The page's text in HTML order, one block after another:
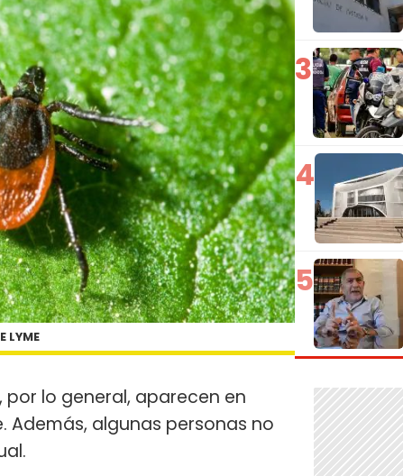
LYME
lo general, aparecen en
algunas personas no
3
4
5